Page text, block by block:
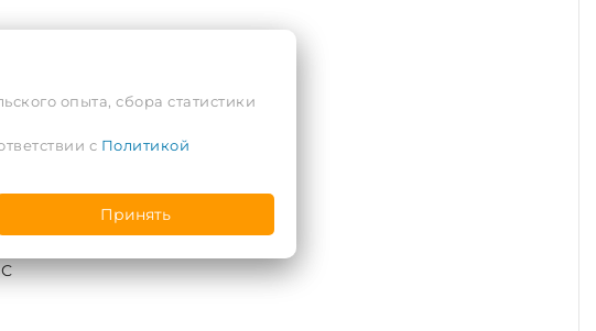
опыта, сбора статистики
с Политикой
Принять